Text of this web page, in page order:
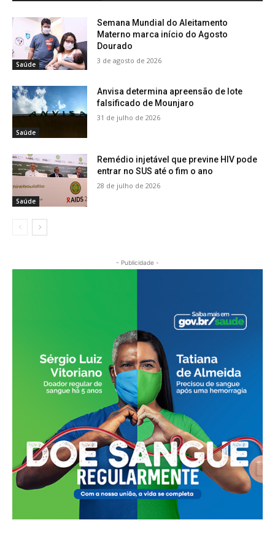
Saúde
Semana Mundial do Aleitamento
Materno marca início do Agosto
Dourado
3 de agosto de 2026
Saúde
Anvisa determina apreensão de lote
falsificado de Mounjaro
31 de julho de 2026
Saúde
Remédio injetável que previne HIV pode
entrar no SUS até o fim o ano
28 de julho de 2026
- Publicidade -